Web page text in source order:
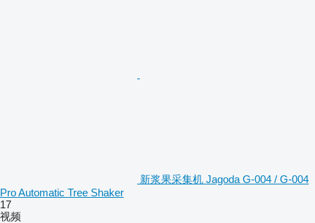
新浆果采集机 Jagoda G-004 / G-004
Pro Automatic Tree Shaker
17
视频